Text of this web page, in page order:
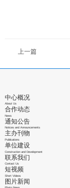
上一篇
中心概况
About Us
合作动态
News
通知公告
Notices and Announcements
主办刊物
Publications
单位建设
Construction and Development
联系我们
Contact Us
短视频
Short Videos
图片新闻